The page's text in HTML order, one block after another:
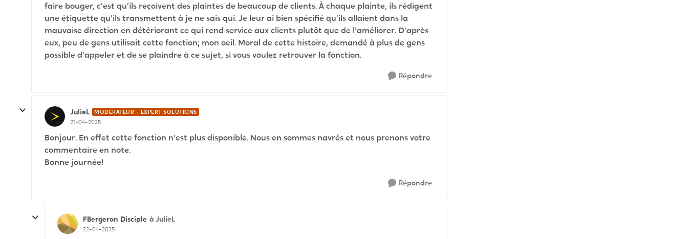
faire bouger, c'est qu'ils reçoivent des plaintes de beaucoup de clients. À chaque plainte, ils rédigent
une étiquette qu'ils transmettent à je ne sais qui. Je leur ai bien spécifié qu'ils allaient dans la
mauvaise direction en détériorant ce qui rend service aux clients plutôt que de l'améliorer. D'après
eux, peu de gens utilisait cette fonction; mon oeil. Moral de cette histoire, demandé à plus de gens
possible d'appeler et de se plaindre à ce sujet, si vous voulez retrouver la fonction.
Répondre
JulieL MODÉRATEUR - EXPERT SOLUTIONS
21-04-2025
Bonjour. En effet cette fonction n'est plus disponible. Nous en sommes navrés et nous prenons votre
commentaire en note.
Bonne journée!
Répondre
FBergeron Disciple à JulieL
22-04-2025